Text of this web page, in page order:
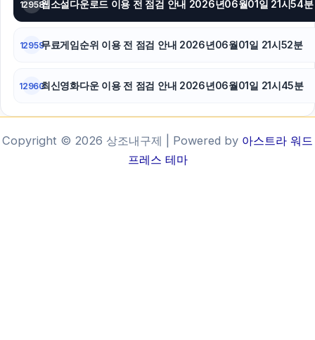
12958웹소설다운로드 이용 전 점검 안내 2026년06월01일 21시54분
12959무료게임순위 이용 전 점검 안내 2026년06월01일 21시52분
12960최신영화다운 이용 전 점검 안내 2026년06월01일 21시45분
Copyright © 2026 상조내구제 | Powered by 아스트라 워드
프레스 테마